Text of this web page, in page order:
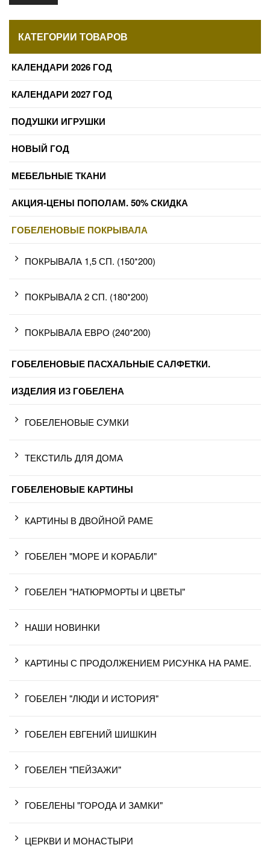
КАТЕГОРИИ ТОВАРОВ
КАЛЕНДАРИ 2026 ГОД
КАЛЕНДАРИ 2027 ГОД
ПОДУШКИ ИГРУШКИ
НОВЫЙ ГОД
МЕБЕЛЬНЫЕ ТКАНИ
АКЦИЯ-ЦЕНЫ ПОПОЛАМ. 50% СКИДКА
ГОБЕЛЕНОВЫЕ ПОКРЫВАЛА
ПОКРЫВАЛА 1,5 СП. (150*200)
ПОКРЫВАЛА 2 СП. (180*200)
ПОКРЫВАЛА ЕВРО (240*200)
ГОБЕЛЕНОВЫЕ ПАСХАЛЬНЫЕ САЛФЕТКИ.
ИЗДЕЛИЯ ИЗ ГОБЕЛЕНА
ГОБЕЛЕНОВЫЕ СУМКИ
ТЕКСТИЛЬ ДЛЯ ДОМА
ГОБЕЛЕНОВЫЕ КАРТИНЫ
КАРТИНЫ В ДВОЙНОЙ РАМЕ
ГОБЕЛЕН "МОРЕ И КОРАБЛИ"
ГОБЕЛЕН "НАТЮРМОРТЫ И ЦВЕТЫ"
НАШИ НОВИНКИ
КАРТИНЫ С ПРОДОЛЖЕНИЕМ РИСУНКА НА РАМЕ.
ГОБЕЛЕН "ЛЮДИ И ИСТОРИЯ"
ГОБЕЛЕН ЕВГЕНИЙ ШИШКИН
ГОБЕЛЕН "ПЕЙЗАЖИ"
ГОБЕЛЕНЫ "ГОРОДА И ЗАМКИ"
ЦЕРКВИ И МОНАСТЫРИ